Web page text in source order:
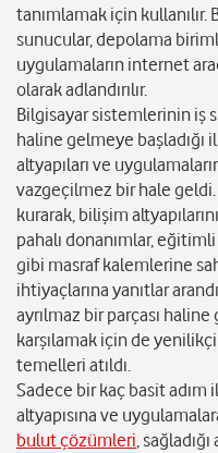
tanımlamak için kullanılır.
sunucular, depolama
uygulamaların internet
olarak adlandırılır.
Bilgisayar sistemlerinin iş
haline gelmeye başladığı
altyapıları ve
vazgeçilmez bir hale
kurarak, bilişim
pahalı donanımlar,
gibi masraf kalemlerine
ihtiyaçlarına yanıtlar
ayrılmaz bir parçası
karşılamak için de
temelleri atıldı.
Sadece bir kaç basit
altyapısına ve
bulut çözümleri,